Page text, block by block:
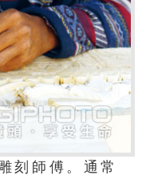
刻師傅。通常